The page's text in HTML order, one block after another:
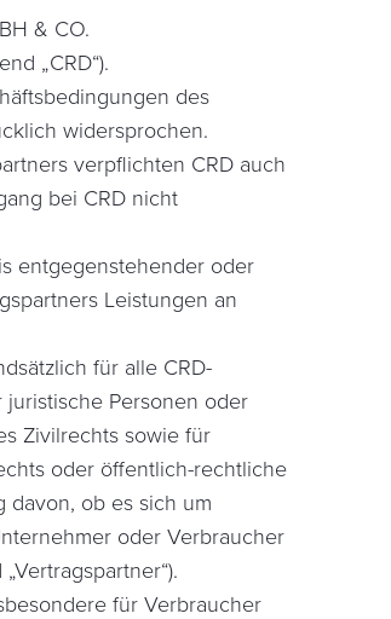
& CO.
„CRD“).
des
widersprochen.
verpflichten CRD auch
bei CRD nicht
entgegenstehender oder
Leistungen an
für alle CRD-
Personen oder
Zivilrechts sowie für
oder öffentlich-rechtliche
davon, ob es sich um
oder Verbraucher
für Verbraucher